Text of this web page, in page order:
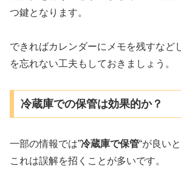
つ鍵となります。
できればカレンダーにメモを残すなど
を忘れない工夫もしておきましょう。
冷蔵庫での保管は効果的か？
一部の情報では”冷蔵庫で保管“が良い
これは誤解を招くことが多いです。